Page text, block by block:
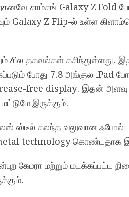
சாம்சங் Galaxy Z Fold
Galaxy Z Flip-ல் உள்ள
சில தகவல்கள் கசிந்துள்ளது.
போது 7.8 அங்குல iPad
free display. இதன்
இருக்கும்.
ஸ்டீல் கலந்த வலுவான
technology கொண்டதாக
கேமரா மற்றும் மடக்கப்பட்ட